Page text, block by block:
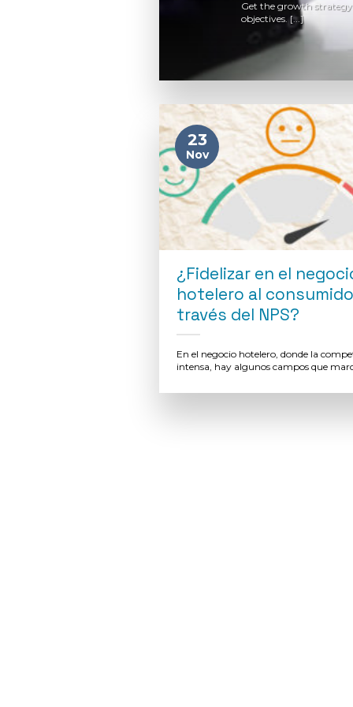
Get the growth
objectives. [...]
¿Fidelizar en el
hotelero al
través del NPS?
En el negocio hotelero, donde la
intensa, hay algunos campos que
23
Nov